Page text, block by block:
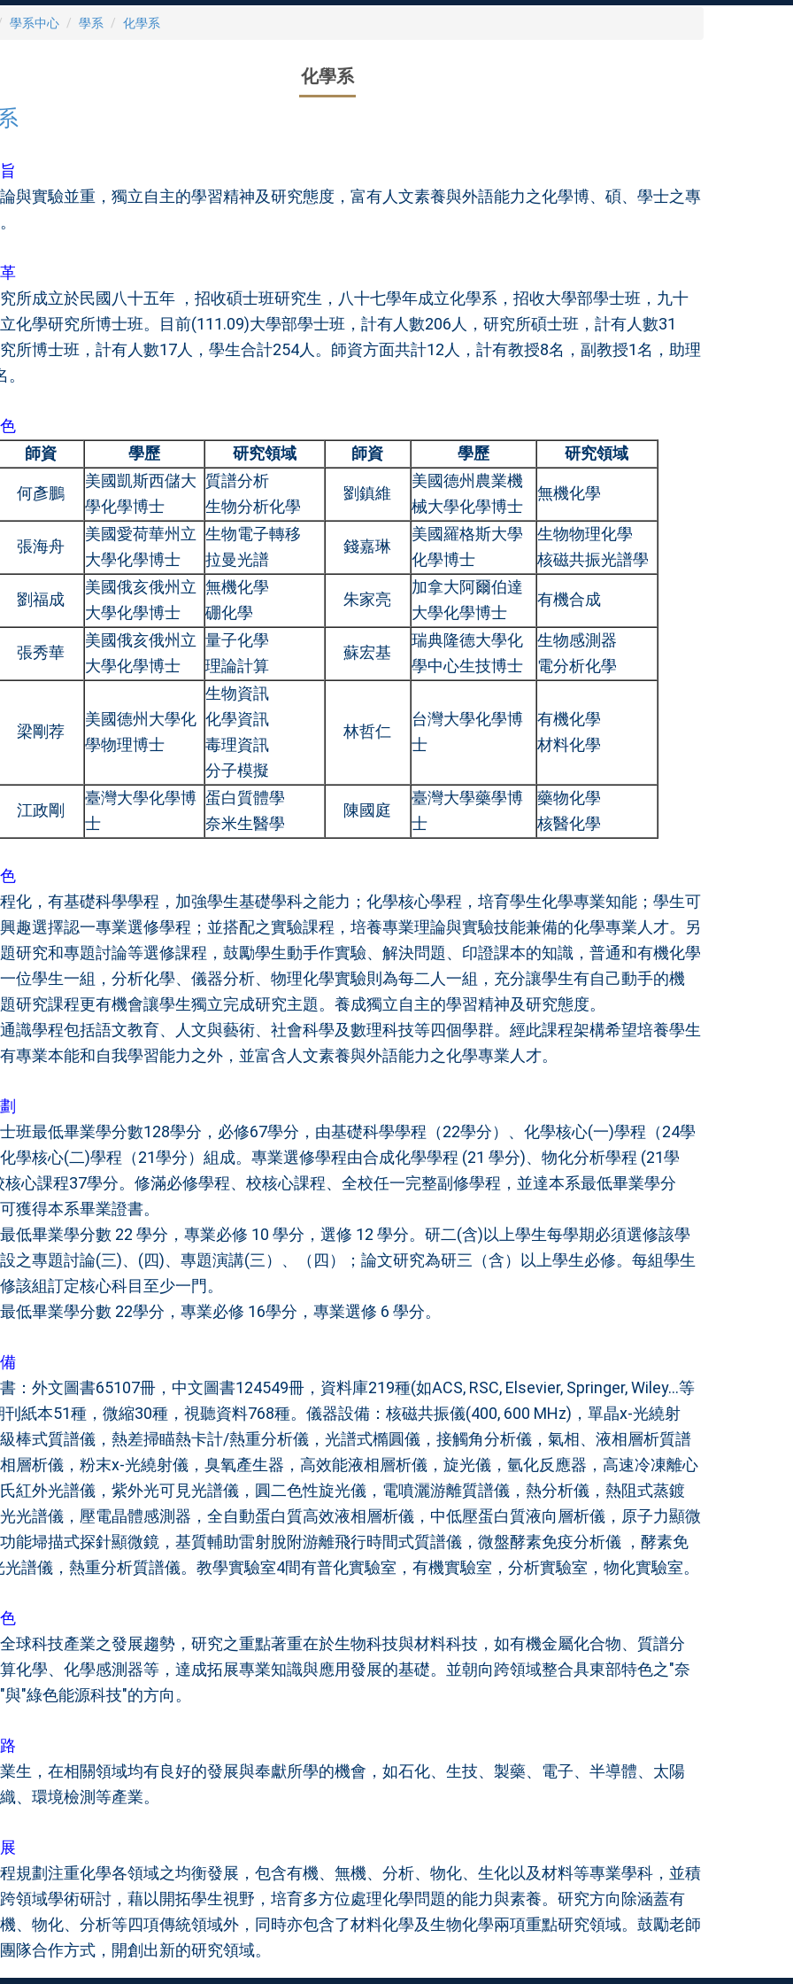
學系中心 學系 化學系
化學系
與實驗並重，獨立自主的學習精神及研究態度，富有人文素養與外語能力之化學博、碩、學士之專
所成立於民國八十五年 ，招收碩士班研究生，八十七學年成立化學系，招收大學部學士班，九十
化學研究所博士班。目前(111.09)大學部學士班，計有人數206人，研究所碩士班，計有人數31
所博士班，計有人數17人，學生合計254人。師資方面共計12人，計有教授8名，副教授1名，助理
師資
學歷 研究領域 師資 學歷 研究領域
何彥鵬
美國凱斯西儲大
學化學博士
質譜分析
生物分析化學
劉鎮維
美國德州農業機
械大學化學博士
無機化學
張海舟
美國愛荷華州立
大學化學博士
生物電子轉移
拉曼光譜
錢嘉琳
美國羅格斯大學
化學博士
生物物理化學
核磁共振光譜學
劉福成
美國俄亥俄州立
大學化學博士
無機化學
硼化學
朱家亮
加拿大阿爾伯達
大學化學博士
有機合成
張秀華
美國俄亥俄州立
大學化學博士
量子化學
理論計算
蘇宏基
瑞典隆德大學化
學中心生技博士
生物感測器
電分析化學
梁剛荐
美國德州大學化
學物理博士
生物資訊
化學資訊
毒理資訊
分子模擬
林哲仁
台灣大學化學博
士
有機化學
材料化學
江政剛
臺灣大學化學博
士
蛋白質體學
奈米生醫學
陳國庭
臺灣大學藥學博
士
藥物化學
核醫化學
化，有基礎科學學程，加強學生基礎學科之能力；化學核心學程，培育學生化學專業知能；學生可
趣選擇認一專業選修學程；並搭配之實驗課程，培養專業理論與實驗技能兼備的化學專業人才。另
研究和專題討論等選修課程，鼓勵學生動手作實驗、解決問題、印證課本的知識，普通和有機化學
位學生一組，分析化學、儀器分析、物理化學實驗則為每二人一組，充分讓學生有自己動手的機
研究課程更有機會讓學生獨立完成研究主題。養成獨立自主的學習精神及研究態度。
識學程包括語文教育、人文與藝術、社會科學及數理科技等四個學群。經此課程架構希望培養學生
專業本能和自我學習能力之外，並富含人文素養與外語能力之化學專業人才。
班最低畢業學分數128學分，必修67學分，由基礎科學學程（22學分）、化學核心(一)學程（24學
學核心(二)學程（21學分）組成。專業選修學程由合成化學學程 (21 學分)、物化分析學程 (21學
核心課程37學分。修滿必修學程、校核心課程、全校任一完整副修學程，並達本系最低畢業學分
獲得本系畢業證書。
低畢業學分數 22 學分，專業必修 10 學分，選修 12 學分。研二(含)以上學生每學期必須選修該學
之專題討論(三)、(四)、專題演講(三）、（四）；論文研究為研三（含）以上學生必修。每組學生
該組訂定核心科目至少一門。
低畢業學分數 22學分，專業必修 16學分，專業選修 6 學分。
：外文圖書65107冊，中文圖書124549冊，資料庫219種(如ACS, RSC, Elsevier, Springer, Wiley...等
刊紙本51種，微縮30種，視聽資料768種。儀器設備：核磁共振儀(400, 600 MHz)，單晶x-光繞射
棒式質譜儀，熱差掃瞄熱卡計/熱重分析儀，光譜式橢圓儀，接觸角分析儀，氣相、液相層析質譜
層析儀，粉末x-光繞射儀，臭氧產生器，高效能液相層析儀，旋光儀，氫化反應器，高速冷凍離心
紅外光譜儀，紫外光可見光譜儀，圓二色性旋光儀，電噴灑游離質譜儀，熱分析儀，熱阻式蒸鍍
光譜儀，壓電晶體感測器，全自動蛋白質高效液相層析儀，中低壓蛋白質液向層析儀，原子力顯微
能埽描式探針顯微鏡，基質輔助雷射脫附游離飛行時間式質譜儀，微盤酵素免疫分析儀 ，酵素免
光譜儀，熱重分析質譜儀。教學實驗室4間有普化實驗室，有機實驗室，分析實驗室，物化實驗室。
球科技產業之發展趨勢，研究之重點著重在於生物科技與材料科技，如有機金屬化合物、質譜分
化學、化學感測器等，達成拓展專業知識與應用發展的基礎。並朝向跨領域整合具東部特色之"奈
"綠色能源科技"的方向。
生，在相關領域均有良好的發展與奉獻所學的機會，如石化、生技、製藥、電子、半導體、太陽
、環境檢測等產業。
規劃注重化學各領域之均衡發展，包含有機、無機、分析、物化、生化以及材料等專業學科，並積
領域學術研討，藉以開拓學生視野，培育多方位處理化學問題的能力與素養。研究方向除涵蓋有
、物化、分析等四項傳統領域外，同時亦包含了材料化學及生物化學兩項重點研究領域。鼓勵老師
隊合作方式，開創出新的研究領域。